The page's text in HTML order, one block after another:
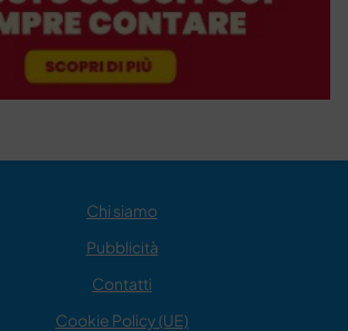
Chi siamo
Pubblicità
Contatti
Cookie Policy (UE)